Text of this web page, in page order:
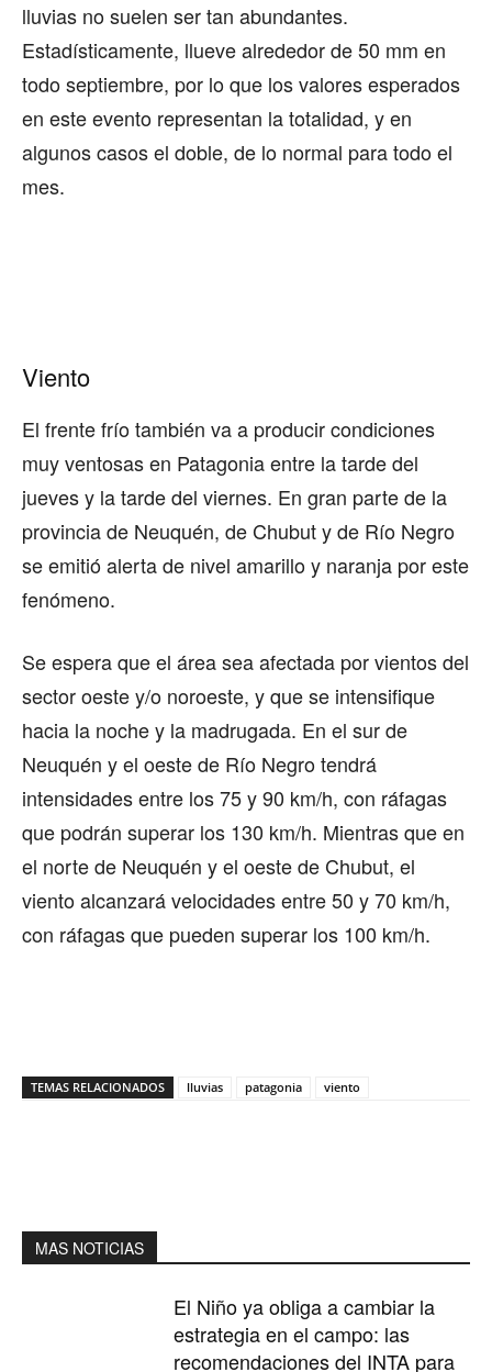
lluvias no suelen ser tan abundantes.
Estadísticamente, llueve alrededor de 50 mm en
todo septiembre, por lo que los valores esperados
en este evento representan la totalidad, y en
algunos casos el doble, de lo normal para todo el
mes.
Viento
El frente frío también va a producir condiciones
muy ventosas en Patagonia entre la tarde del
jueves y la tarde del viernes. En gran parte de la
provincia de Neuquén, de Chubut y de Río Negro
se emitió alerta de nivel amarillo y naranja por este
fenómeno.
Se espera que el área sea afectada por vientos del
sector oeste y/o noroeste, y que se intensifique
hacia la noche y la madrugada. En el sur de
Neuquén y el oeste de Río Negro tendrá
intensidades entre los 75 y 90 km/h, con ráfagas
que podrán superar los 130 km/h. Mientras que en
el norte de Neuquén y el oeste de Chubut, el
viento alcanzará velocidades entre 50 y 70 km/h,
con ráfagas que pueden superar los 100 km/h.
TEMAS RELACIONADOS lluvias patagonia viento
MAS NOTICIAS
El Niño ya obliga a cambiar la
estrategia en el campo: las
recomendaciones del INTA para